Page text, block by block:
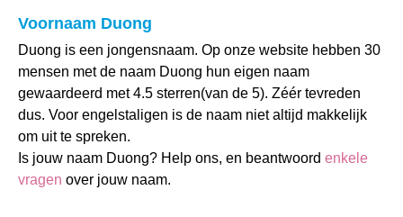
Voornaam Duong
Duong is een jongensnaam. Op onze website hebben 30
mensen met de naam Duong hun eigen naam
gewaardeerd met 4.5 sterren(van de 5). Zéér tevreden
dus. Voor engelstaligen is de naam niet altijd makkelijk
om uit te spreken.
Is jouw naam Duong? Help ons, en beantwoord enkele
vragen over jouw naam.